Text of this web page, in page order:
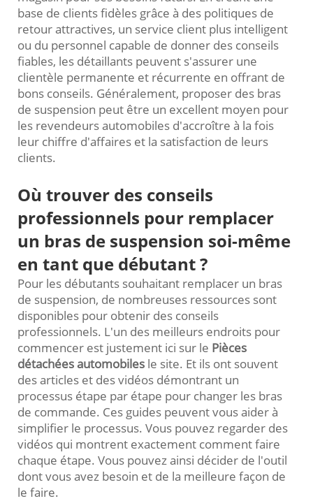
base de clients fidèles grâce à des politiques de
retour attractives, un service client plus intelligent
ou du personnel capable de donner des conseils
fiables, les détaillants peuvent s'assurer une
clientèle permanente et récurrente en offrant de
bons conseils. Généralement, proposer des bras
de suspension peut être un excellent moyen pour
les revendeurs automobiles d'accroître à la fois
leur chiffre d'affaires et la satisfaction de leurs
clients.
Où trouver des conseils
professionnels pour remplacer
un bras de suspension soi-même
en tant que débutant ?
Pour les débutants souhaitant remplacer un bras
de suspension, de nombreuses ressources sont
disponibles pour obtenir des conseils
professionnels. L'un des meilleurs endroits pour
commencer est justement ici sur le Pièces
détachées automobiles le site. Et ils ont souvent
des articles et des vidéos démontrant un
processus étape par étape pour changer les bras
de commande. Ces guides peuvent vous aider à
simplifier le processus. Vous pouvez regarder des
vidéos qui montrent exactement comment faire
chaque étape. Vous pouvez ainsi décider de l'outil
dont vous avez besoin et de la meilleure façon de
le faire.